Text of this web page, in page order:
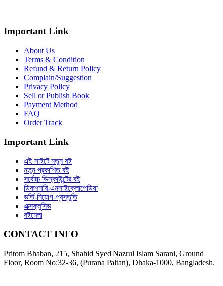
Important Link
About Us
Terms & Condition
Refund & Return Policy
Complain/Suggestion
Privacy Policy
Sell or Publish Book
Payment Method
FAQ
Order Track
Important Link
এই সাইটে নতুন বই
নতুন প্রকাশিত বই
সর্বোচ্চ ডিস্কাউন্টের বই
ডিকশনারি-এনসাইক্লোপেডিয়া
ভর্তি-নিয়োগ-প্রস্তুতি
এক্সক্লুসিভ
বইমেলা
CONTACT INFO
Pritom Bhaban, 215, Shahid Syed Nazrul Islam Sarani, Ground
Floor, Room No:32-36, (Purana Paltan), Dhaka-1000, Bangladesh.